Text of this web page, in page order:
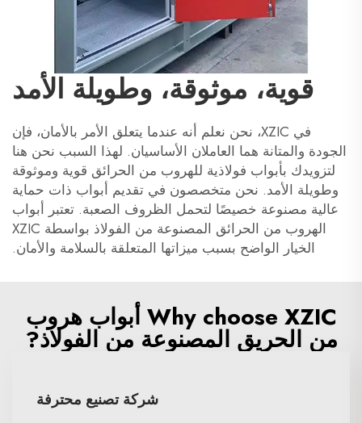
قوية، موثوقة، وطويلة الأمد
في XZIC، نحن نعلم أنه عندما يتعلق الأمر بالأمان، فإن
الجودة والمتانة هما العاملان الأساسيان. لهذا السبب نحن هنا
لتزويدك بأبواب فولاذية للهروب من الحرائق قوية وموثوقة
وطويلة الأمد. نحن متخصصون في تقديم أبواب ذات حماية
عالية مصنوعة خصيصًا لتحمل الظروف الصعبة. تعتبر أبواب
الهروب من الحرائق المصنوعة من الفولاذ بواسطة XZIC
الخيار الواضح بسبب ميزاتها المتعلقة بالسلامة والأمان.
Why choose XZIC أبواب هروب
من الحريق المصنوعة من الفولاذ?
شركة تصنيع محترفة